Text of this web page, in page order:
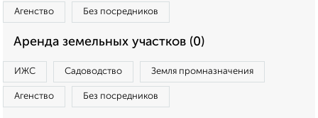
Агенство Без посредников
Аренда земельных участков (0)
ИЖС Садоводство Земля промназначения
Агенство Без посредников